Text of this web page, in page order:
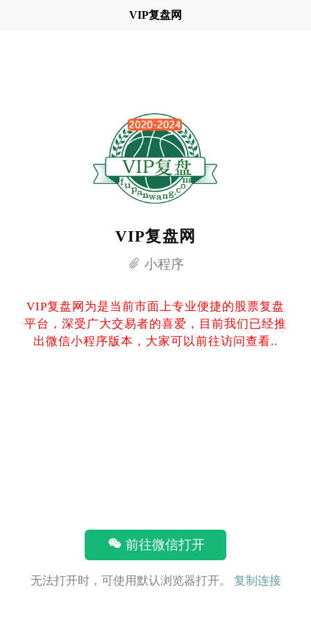
VIP复盘网
VIP复盘网
小程序
VIP复盘网为是当前市面上专业便捷的股票复盘
平台，深受广大交易者的喜爱，目前我们已经推
出微信小程序版本，大家可以前往访问查看..
前往微信打开
无法打开时，可使用默认浏览器打开。 复制连接